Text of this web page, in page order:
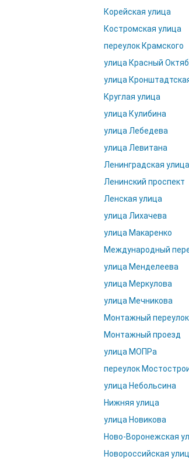
Корейская улица
Костромская улица
переулок Крамского
улица Красный
улица
Круглая улица
улица Кулибина
улица Лебедева
улица Левитана
Ленинградская улица
Ленинский проспект
Ленская улица
улица Лихачева
улица Макаренко
Международный
улица Менделеева
улица Меркулова
улица Мечникова
Монтажный переулок
Монтажный проезд
улица МОПРа
переулок
улица Небольсина
Нижняя улица
улица Новикова
Ново-Воронежская
Новороссийская